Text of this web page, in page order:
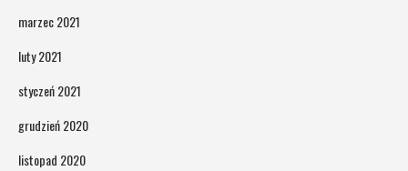
marzec 2021
luty 2021
styczeń 2021
grudzień 2020
listopad 2020